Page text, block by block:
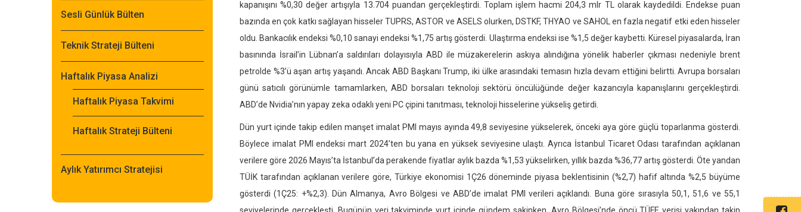
Sesli Günlük Bülten
Teknik Strateji Bülteni
Haftalık Piyasa Analizi
Haftalık Piyasa Takvimi
Haftalık Strateji Bülteni
Aylık Yatırımcı Stratejisi
kapanışını %0,30 değer artışıyla 13.704 puandan gerçekleştirdi. Toplam işlem hacmi 204,3 mlr TL olarak kaydedildi. Endekse puan
bazında en çok katkı sağlayan hisseler TUPRS, ASTOR ve ASELS olurken, DSTKF, THYAO ve SAHOL en fazla negatif etki eden hisseler
oldu. Bankacılık endeksi %0,10 sanayi endeksi %1,75 artış gösterdi. Ulaştırma endeksi ise %1,5 değer kaybetti. Küresel piyasalarda, İran
basınında İsrail’in Lübnan’a saldırıları dolayısıyla ABD ile müzakerelerin askıya alındığına yönelik haberler çıkması nedeniyle brent
petrolde %3’ü aşan artış yaşandı. Ancak ABD Başkanı Trump, iki ülke arasındaki temasın hızla devam ettiğini belirtti. Avrupa borsaları
günü satıcılı görünümle tamamlarken, ABD borsaları teknoloji sektörü öncülüğünde değer kazancıyla kapanışlarını gerçekleştirdi.
ABD’de Nvidia’nın yapay zeka odaklı yeni PC çipini tanıtması, teknoloji hisselerine yükseliş getirdi.
Dün yurt içinde takip edilen manşet imalat PMI mayıs ayında 49,8 seviyesine yükselerek, önceki aya göre güçlü toparlanma gösterdi.
Böylece imalat PMI endeksi mart 2024’ten bu yana en yüksek seviyesine ulaştı. Ayrıca İstanbul Ticaret Odası tarafından açıklanan
verilere göre 2026 Mayıs’ta İstanbul’da perakende fiyatlar aylık bazda %1,53 yükselirken, yıllık bazda %36,77 artış gösterdi. Öte yandan
TÜİK tarafından açıklanan verilere göre, Türkiye ekonomisi 1Ç26 döneminde piyasa beklentisinin (%2,7) hafif altında %2,5 büyüme
gösterdi (1Ç25: +%2,3). Dün Almanya, Avro Bölgesi ve ABD’de imalat PMI verileri açıklandı. Buna göre sırasıyla 50,1, 51,6 ve 55,1